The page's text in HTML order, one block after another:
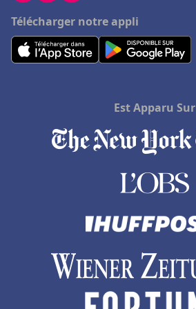
Hôtels à Wissembourg
Hôtels en République dominicaine
Hôtels à Geneva-on-the-Lake
Hôtels à Gordes
Hôtels à Orbey
Hôtels à Noirmoutier
Hôtels au Centre
Hôtels à Copenhague
Hôtels dans le Jura
Télécharger notre appli
Est Apparu Sur